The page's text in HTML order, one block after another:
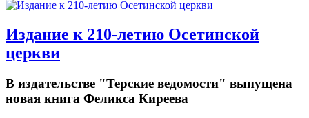
Издание к 210-летию Осетинской
церкви
В издательстве "Терские ведомости" выпущена
новая книга Феликса Киреева